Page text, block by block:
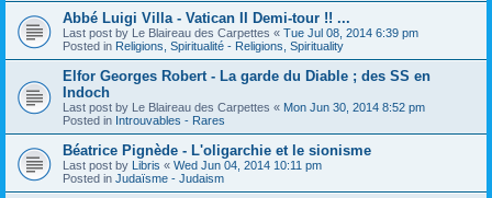
Abbé Luigi Villa - Vatican II Demi-tour !! ...
Last post by Le Blaireau des Carpettes « Tue Jul 08, 2014 6:39 pm
Posted in Religions, Spiritualité - Religions, Spirituality
Elfor Georges Robert - La garde du Diable ; des SS en
Indoch
Last post by Le Blaireau des Carpettes « Mon Jun 30, 2014 8:52 pm
Posted in Introuvables - Rares
Béatrice Pignède - L'oligarchie et le sionisme
Last post by Libris « Wed Jun 04, 2014 10:11 pm
Posted in Judaïsme - Judaism